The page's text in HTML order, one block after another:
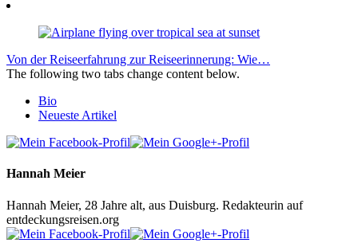
Von der Reiseerfahrung zur Reiseerinnerung: Wie…
The following two tabs change content below.
Bio
Neueste Artikel
Hannah Meier
Hannah Meier, 28 Jahre alt, aus Duisburg. Redakteurin auf
entdeckungsreisen.org